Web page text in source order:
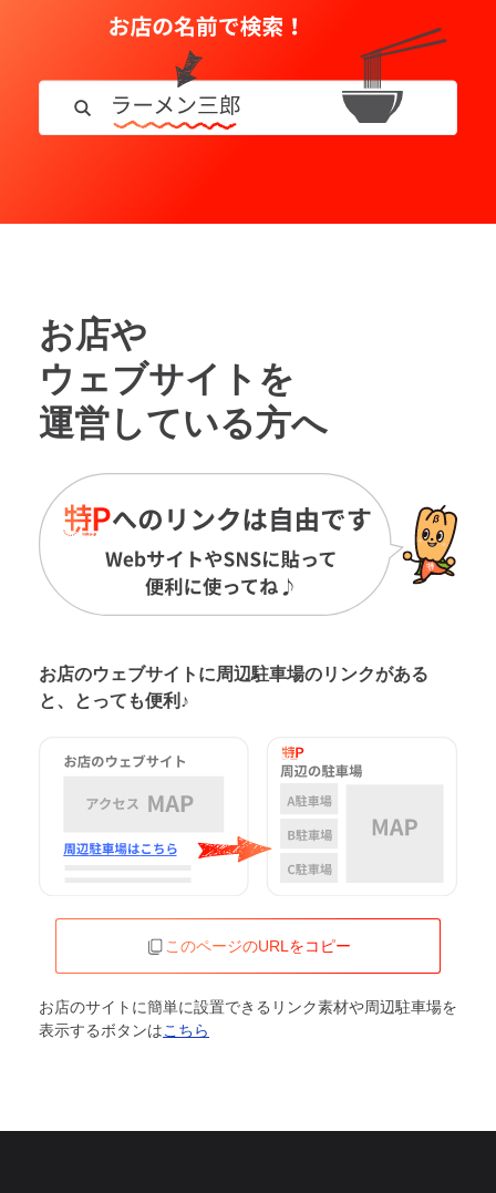
お店や
ウェブサイトを
運営している方へ
お店のウェブサイトに周辺駐車場のリンクがある
と、とっても便利♪
このページのURLをコピー
お店のサイトに簡単に設置できるリンク素材や周辺駐車場を
表示するボタンはこちら